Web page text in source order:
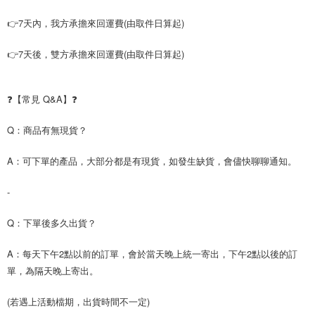
👉7天內，我方承擔來回運費(由取件日算起)
👉7天後，雙方承擔來回運費(由取件日算起)
❓【常見 Q&A】❓
Q：商品有無現貨？
A：可下單的產品，大部分都是有現貨，如發生缺貨，會儘快聊聊通知。
-
Q：下單後多久出貨？
A：每天下午2點以前的訂單，會於當天晚上統一寄出，下午2點以後的訂
單，為隔天晚上寄出。
(若遇上活動檔期，出貨時間不一定)